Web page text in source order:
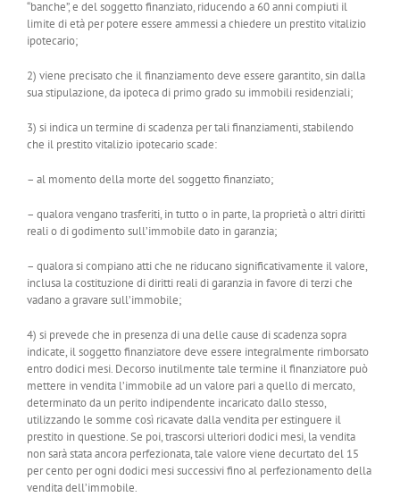
“banche”, e del soggetto finanziato, riducendo a 60 anni compiuti il
limite di età per potere essere ammessi a chiedere un prestito vitalizio
ipotecario;
2) viene precisato che il finanziamento deve essere garantito, sin dalla
sua stipulazione, da ipoteca di primo grado su immobili residenziali;
3) si indica un termine di scadenza per tali finanziamenti, stabilendo
che il prestito vitalizio ipotecario scade:
– al momento della morte del soggetto finanziato;
– qualora vengano trasferiti, in tutto o in parte, la proprietà o altri diritti
reali o di godimento sull’immobile dato in garanzia;
– qualora si compiano atti che ne riducano significativamente il valore,
inclusa la costituzione di diritti reali di garanzia in favore di terzi che
vadano a gravare sull’immobile;
4) si prevede che in presenza di una delle cause di scadenza sopra
indicate, il soggetto finanziatore deve essere integralmente rimborsato
entro dodici mesi. Decorso inutilmente tale termine il finanziatore può
mettere in vendita l’immobile ad un valore pari a quello di mercato,
determinato da un perito indipendente incaricato dallo stesso,
utilizzando le somme così ricavate dalla vendita per estinguere il
prestito in questione. Se poi, trascorsi ulteriori dodici mesi, la vendita
non sarà stata ancora perfezionata, tale valore viene decurtato del 15
per cento per ogni dodici mesi successivi fino al perfezionamento della
vendita dell’immobile.